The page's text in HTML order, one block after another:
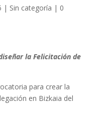
| Sin categoría | 0
la Felicitación de
para crear la
en Bizkaia del